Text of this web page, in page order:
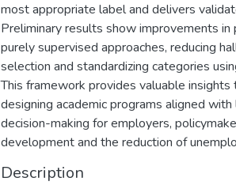
most appropriate label and delivers
Preliminary results show improvements
purely supervised approaches, reducing
selection and standardizing categories
This framework provides valuable
designing academic programs aligned
decision-making for employers,
development and the reduction of
Description